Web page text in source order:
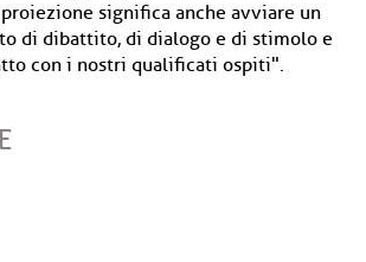
significa anche avviare un
di dibattito, di dialogo e di stimolo e
con i nostri qualificati ospiti".